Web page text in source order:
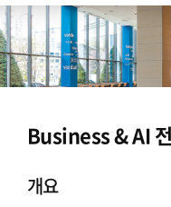
Business & AI
개요